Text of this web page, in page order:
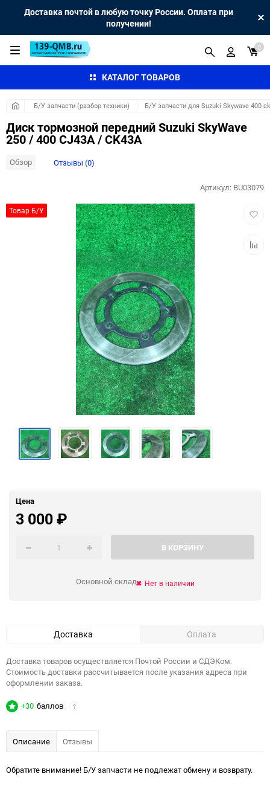
Доставка почтой в любую точку России. Оплата при
получении!
КАТАЛОГ ТОВАРОВ
0
Б/У запчасти (разбор техники) Б/У запчасти для Suzuki Skywave 400
Диск тормозной передний Suzuki SkyWave
250 / 400 CJ43A / CK43A
Обзор Отзывы (0)
Товар Б/У
Артикул: BU03079
Цена
3 000₽
В КОРЗИНУ
Основной склад Нет в наличии
Доставка Оплата
Доставка товаров осуществляется Почтой России и СДЭКом.
Стоимость доставки рассчитывается после указания адреса при
оформлении заказа.
+30 баллов ?
Описание Отзывы
Обратите внимание! Б/У запчасти не подлежат обмену и возврату.